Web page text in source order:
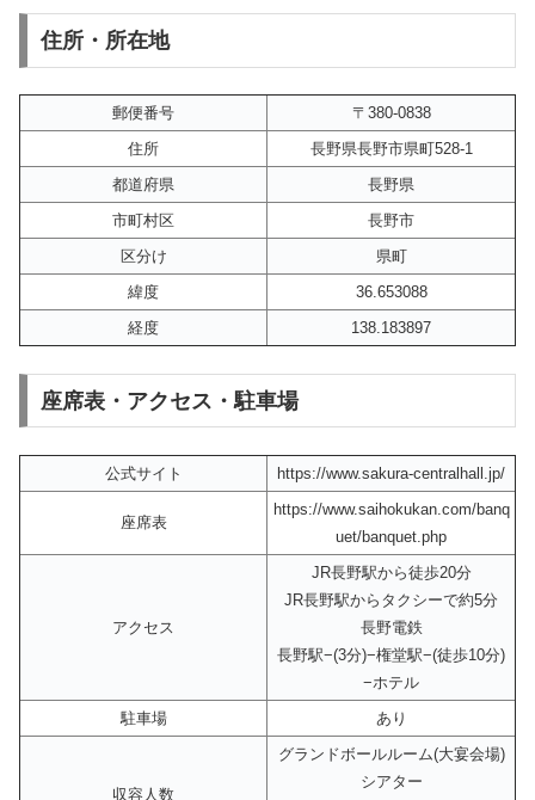
住所・所在地
郵便番号
〒380-0838
住所
長野県長野市県町528-1
都道府県
長野県
市町村区
長野市
区分け
県町
緯度
36.653088
経度
138.183897
座席表・アクセス・駐車場
公式サイト https://www.sakura-centralhall.jp/
座席表
https://www.saihokukan.com/banq
uet/banquet.php
アクセス
JR長野駅から徒歩20分
JR長野駅からタクシーで約5分
長野電鉄
長野駅−(3分)−権堂駅−(徒歩10分)
−ホテル
駐車場
あり
収容人数
グランドボールルーム(大宴会場)
シアター